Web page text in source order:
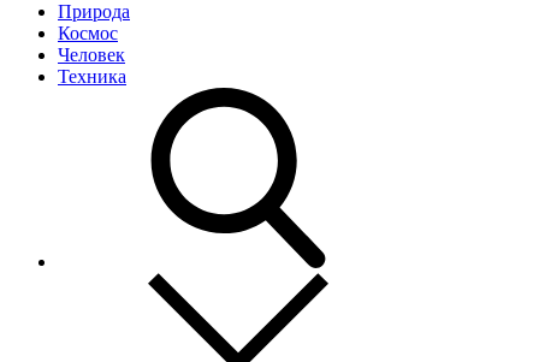
Природа
Космос
Человек
Техника